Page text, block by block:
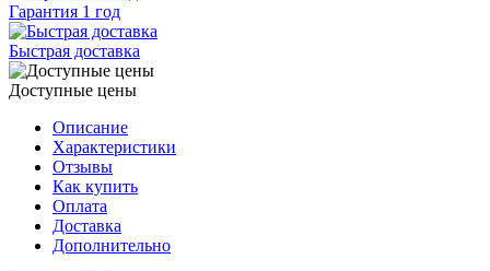
Гарантия 1 год
Быстрая доставка
Доступные цены
Описание
Характеристики
Отзывы
Как купить
Оплата
Доставка
Дополнительно